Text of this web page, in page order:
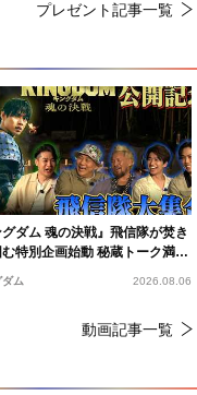
グダム 魂の決戦』飛信隊が焚き
特別企画始動 秘蔵トーク満載
グダムキャンプ”開催
ム 2026.08.06
動画記事一覧
プレゼント記事一覧